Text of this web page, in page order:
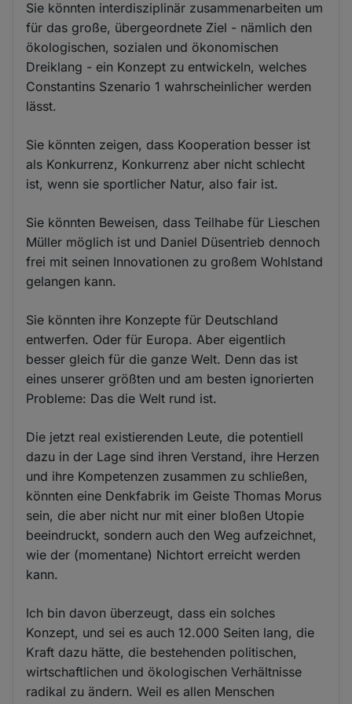
Sie könnten interdisziplinär zusammenarbeiten um
für das große, übergeordnete Ziel - nämlich den
ökologischen, sozialen und ökonomischen
Dreiklang - ein Konzept zu entwickeln, welches
Constantins Szenario 1 wahrscheinlicher werden
lässt.
Sie könnten zeigen, dass Kooperation besser ist
als Konkurrenz, Konkurrenz aber nicht schlecht
ist, wenn sie sportlicher Natur, also fair ist.
Sie könnten Beweisen, dass Teilhabe für Lieschen
Müller möglich ist und Daniel Düsentrieb dennoch
frei mit seinen Innovationen zu großem Wohlstand
gelangen kann.
Sie könnten ihre Konzepte für Deutschland
entwerfen. Oder für Europa. Aber eigentlich
besser gleich für die ganze Welt. Denn das ist
eines unserer größten und am besten ignorierten
Probleme: Das die Welt rund ist.
Die jetzt real existierenden Leute, die potentiell
dazu in der Lage sind ihren Verstand, ihre Herzen
und ihre Kompetenzen zusammen zu schließen,
könnten eine Denkfabrik im Geiste Thomas Morus
sein, die aber nicht nur mit einer bloßen Utopie
beeindruckt, sondern auch den Weg aufzeichnet,
wie der (momentane) Nichtort erreicht werden
kann.
Ich bin davon überzeugt, dass ein solches
Konzept, und sei es auch 12.000 Seiten lang, die
Kraft dazu hätte, die bestehenden politischen,
wirtschaftlichen und ökologischen Verhältnisse
radikal zu ändern. Weil es allen Menschen